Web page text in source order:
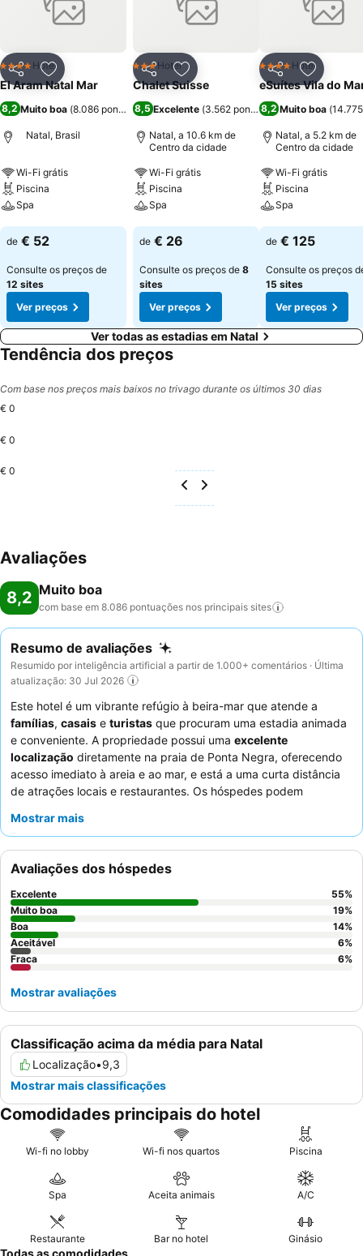
variados para o café da manhã, almoço e jantar. Além disso, o bar
da hospedagem também oferece drinks tropicais. O Centro de
chega-se à Fortaleza dos Reis Magos em aproximadamente 20
minutos.
PartilharAdicionar aos favoritos
4 EstrelasHotel
El Aram Natal Mar
8,2 Muito boa (8.086 pontuações)
Natal, Brasil
Wi-Fi grátis
Piscina
Spa
Ver preços
de € 52
Consulte os preços de
12 sites
Ver preços
PartilharAdicionar aos favoritos
3 Estrelas
Hotel
Chalet Suisse
8,5 Excelente (3.562 pontuações)
Natal, a 10.6 km de
Centro da cidade
Wi-Fi grátis
Piscina
Spa
Ver preços
de € 26
Consulte os preços de 8
sites
Ver preços
Partilhar
4 EstrelasHotel
eSuítes Vila do
8,2 Muito boa (
Natal, a 5.2 km de
Centro da cidade
Wi-Fi grátis
Piscina
Spa
Ver preços
de € 125
Consulte os preços
15 sites
Ver preços
Ver todas as estadias em Natal
Tendência dos preços
Com base nos preços mais baixos no trivago durante os últimos 30 dias
€ 0
€ 0
€ 0
Avaliações
8,2 Muito boa
com base em 8.086 pontuações nos principais sites
Resumo de avaliações
Resumido por inteligência artificial a partir de 1.000+ comentários · Última
atualização: 30 Jul 2026
Este hotel é um vibrante refúgio à beira-mar que atende a
famílias, casais e turistas que procuram uma estadia animada
e conveniente. A propriedade possui uma excelente
localização diretamente na praia de Ponta Negra, oferecendo
acesso imediato à areia e ao mar, e está a uma curta distância
de atrações locais e restaurantes. Os hóspedes podem
aquático, perfeita para relaxamento e recreação. A equipa do
e prestabilidade, e obuffet de pequeno-almoço
destaque, apresentando tapiocas e omeletes preparadas na
hora. Para uma experiência mais tranquila, os hóspedes podem
considerar solicitar um quarto virado para longe da área da
piscina.
Mostrar mais
Classificação acima da média para Natal
Localização•9,3
Mostrar mais classificações
Avaliações dos hóspedes
Excelente 55%
Muito boa
19%
Boa
14%
Aceitável
6%
Fraca
6%
Mostrar avaliações
Comodidades principais do hotel
Wi-fi no lobby Wi-fi nos quartos Piscina
Spa Aceita animais A/C
Restaurante Bar no hotel Ginásio